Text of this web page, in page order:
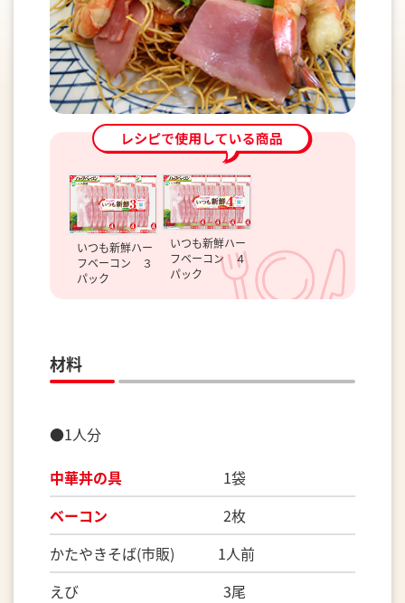
いつも新鮮ハー
フベーコン ３
パック
いつも新鮮ハー
フベーコン ４
パック
材料
●1人分
中華丼の具 1袋
ベーコン 2枚
かたやきそば(市販) 1人前
えび 3尾